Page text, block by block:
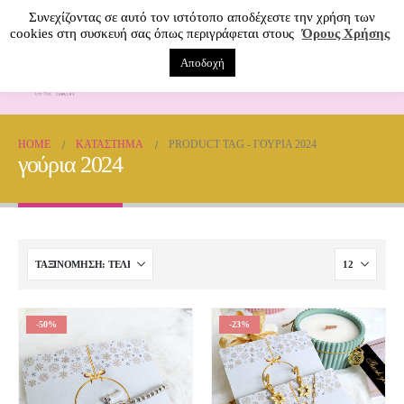
HOME ΚΑΤΆΣΤΗΜΑ PRODUCT TAG - ΓΟΎΡΙΑ 2024
γούρια 2024
-50% -23%
Συνεχίζοντας σε αυτό τον ιστότοπο αποδέχεστε την χρήση των
cookies στη συσκευή σας όπως περιγράφεται στους Όρους Χρήσης
Αποδοχή